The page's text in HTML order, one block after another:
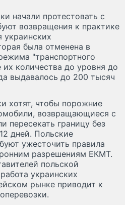
начали протестовать с
возвращения к практике
украинских
была отменена в
"транспортного
количества до уровня до
выдавалось до 200 тысяч
хотят, чтобы порожние
возвращающиеся с
пересекать границу без
дней. Польские
ужесточить правила
разрешениям ЕКМТ.
польской
украинских
рынке приводит к